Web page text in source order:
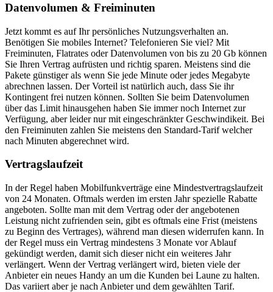
Datenvolumen & Freiminuten
Jetzt kommt es auf Ihr persönliches Nutzungsverhalten an.
Benötigen Sie mobiles Internet? Telefonieren Sie viel? Mit
Freiminuten, Flatrates oder Datenvolumen von bis zu 20 Gb können
Sie Ihren Vertrag aufrüsten und richtig sparen. Meistens sind die
Pakete günstiger als wenn Sie jede Minute oder jedes Megabyte
abrechnen lassen. Der Vorteil ist natürlich auch, dass Sie ihr
Kontingent frei nutzen können. Sollten Sie beim Datenvolumen
über das Limit hinausgehen haben Sie immer noch Internet zur
Verfügung, aber leider nur mit eingeschränkter Geschwindikeit. Bei
den Freiminuten zahlen Sie meistens den Standard-Tarif welcher
nach Minuten abgerechnet wird.
Vertragslaufzeit
In der Regel haben Mobilfunkverträge eine Mindestvertragslaufzeit
von 24 Monaten. Oftmals werden im ersten Jahr spezielle Rabatte
angeboten. Sollte man mit dem Vertrag oder der angebotenen
Leistung nicht zufrienden sein, gibt es oftmals eine Frist (meistens
zu Beginn des Vertrages), während man diesen widerrufen kann. In
der Regel muss ein Vertrag mindestens 3 Monate vor Ablauf
gekündigt werden, damit sich dieser nicht ein weiteres Jahr
verlängert. Wenn der Vertrag verlängert wird, bieten viele der
Anbieter ein neues Handy an um die Kunden bei Laune zu halten.
Das variiert aber je nach Anbieter und dem gewählten Tarif.